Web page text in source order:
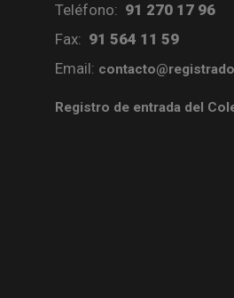
Teléfono: 91 270 17 96
Fax: 91 564 11 59
Email:
Registro de entrada del